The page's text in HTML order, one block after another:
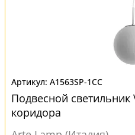
A1563SP-1CC
Подвесной светильник
коридора